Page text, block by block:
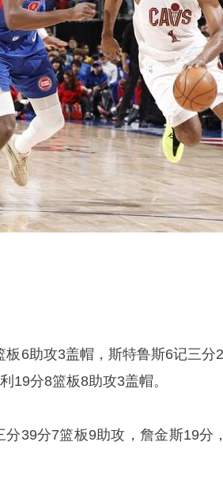
板6助攻3盖帽，斯特鲁斯6记三
19分8篮板8助攻3盖帽。
分39分7篮板9助攻，詹金斯19分